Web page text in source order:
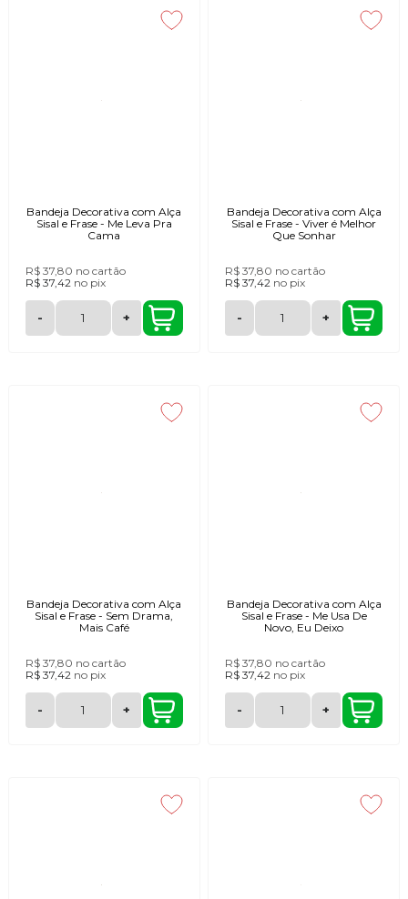
Bandeja Decorativa com Alça
Sisal e Frase - Me Leva Pra
Cama
R$ 37,80 no cartão
R$ 37,42 no pix
- +
Bandeja Decorativa com Alça
Sisal e Frase - Viver é Melhor
Que Sonhar
R$ 37,80 no cartão
R$ 37,42 no pix
- +
Bandeja Decorativa com Alça
Sisal e Frase - Sem Drama,
Mais Café
R$ 37,80 no cartão
R$ 37,42 no pix
- +
Bandeja Decorativa com Alça
Sisal e Frase - Me Usa De
Novo, Eu Deixo
R$ 37,80 no cartão
R$ 37,42 no pix
- +